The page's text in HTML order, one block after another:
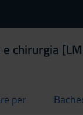
e chirurgia
per